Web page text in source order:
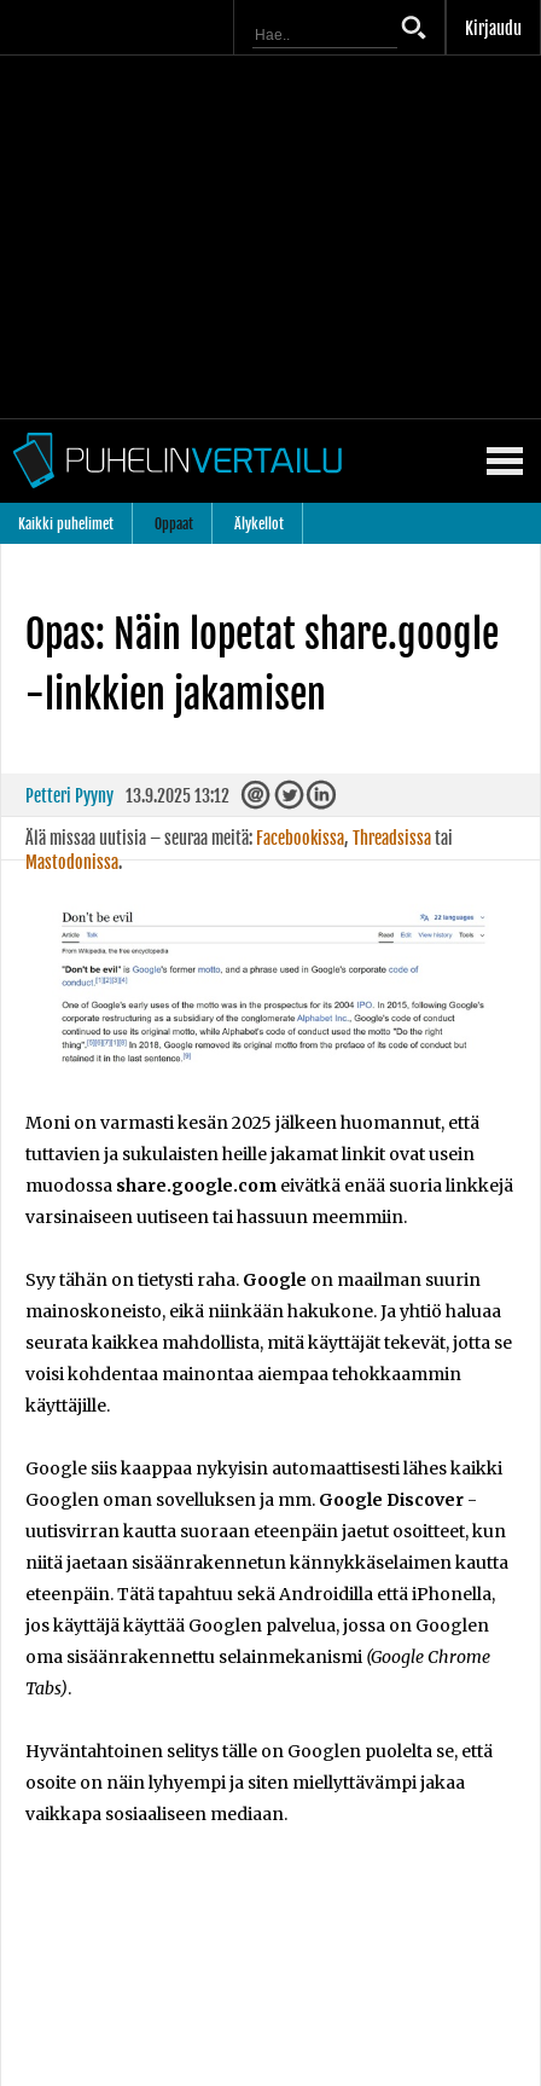
Kirjaudu
Kaikki puhelimet Oppaat Älykellot
Opas: Näin lopetat share.google
-linkkien jakamisen
Petteri Pyyny 13.9.2025 13:12
Älä missaa uutisia – seuraa meitä: Facebookissa, Threadsissatai
Mastodonissa.
Moni on varmasti kesän 2025 jälkeen huomannut, että
tuttavien ja sukulaisten heille jakamat linkit ovat usein
muodossa share.google.com eivätkä enää suoria linkkejä
varsinaiseen uutiseen tai hassuun meemmiin.
Syy tähän on tietysti raha. Google on maailman suurin
mainoskoneisto, eikä niinkään hakukone. Ja yhtiö haluaa
seurata kaikkea mahdollista, mitä käyttäjät tekevät, jotta se
voisi kohdentaa mainontaa aiempaa tehokkaammin
käyttäjille.
Google siis kaappaa nykyisin automaattisesti lähes kaikki
Googlen oman sovelluksen ja mm. Google Discover -
uutisvirran kautta suoraan eteenpäin jaetut osoitteet, kun
niitä jaetaan sisäänrakennetun kännykkäselaimen kautta
eteenpäin. Tätä tapahtuu sekä Androidilla että iPhonella,
jos käyttäjä käyttää Googlen palvelua, jossa on Googlen
oma sisäänrakennettu selainmekanismi (Google Chrome
Tabs).
Hyväntahtoinen selitys tälle on Googlen puolelta se, että
osoite on näin lyhyempi ja siten miellyttävämpi jakaa
vaikkapa sosiaaliseen mediaan.